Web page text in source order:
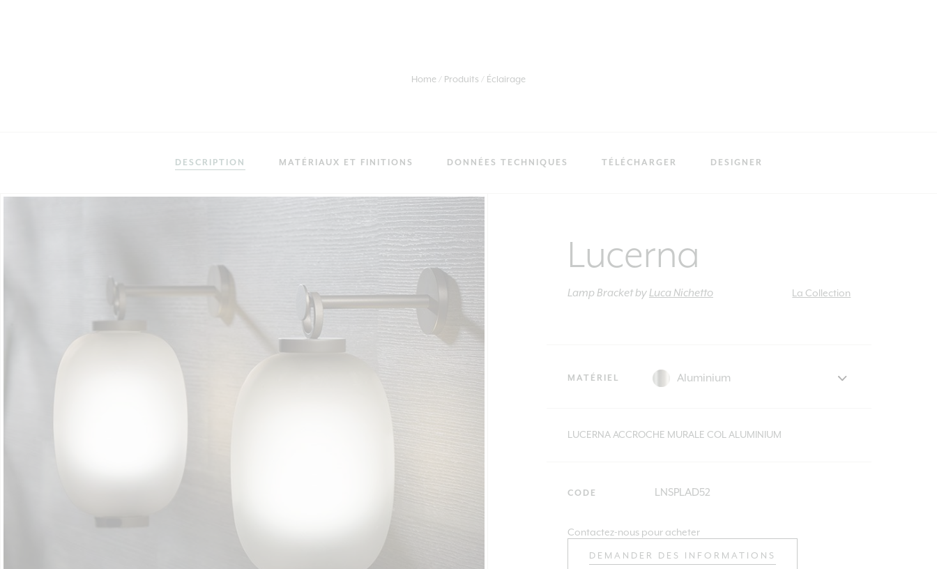
Home Produits Éclairage
DESCRIPTION MATÉRIAUX ET FINITIONS DONNÉES TECHNIQUES TÉLÉCHARGER DESIGNER
Lucerna
Lamp BracketbyLuca Nichetto La Collection
MATÉRIEL
LUCERNA ACCROCHE MURALE COL ALUMINIUM
CODE LNSPLAD52
Contactez-nous pour acheter
DEMANDER DES INFORMATIONS